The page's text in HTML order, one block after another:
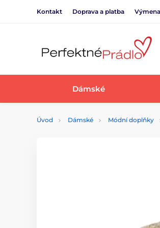
Kontakt Doprava a platba
Dámské
Úvod Dámské Módní doplňky